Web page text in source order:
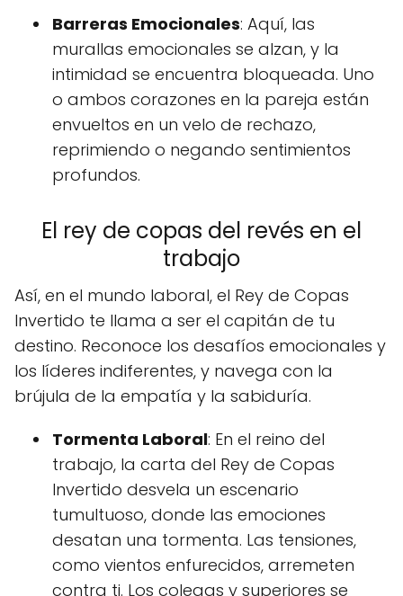
Barreras Emocionales: Aquí, las
murallas emocionales se alzan, y la
intimidad se encuentra bloqueada. Uno
o ambos corazones en la pareja están
envueltos en un velo de rechazo,
reprimiendo o negando sentimientos
profundos.
El rey de copas del revés en el
trabajo
Así, en el mundo laboral, el Rey de Copas
Invertido te llama a ser el capitán de tu
destino. Reconoce los desafíos emocionales y
los líderes indiferentes, y navega con la
brújula de la empatía y la sabiduría.
Tormenta Laboral: En el reino del
trabajo, la carta del Rey de Copas
Invertido desvela un escenario
tumultuoso, donde las emociones
desatan una tormenta. Las tensiones,
como vientos enfurecidos, arremeten
contra ti. Los colegas y superiores se